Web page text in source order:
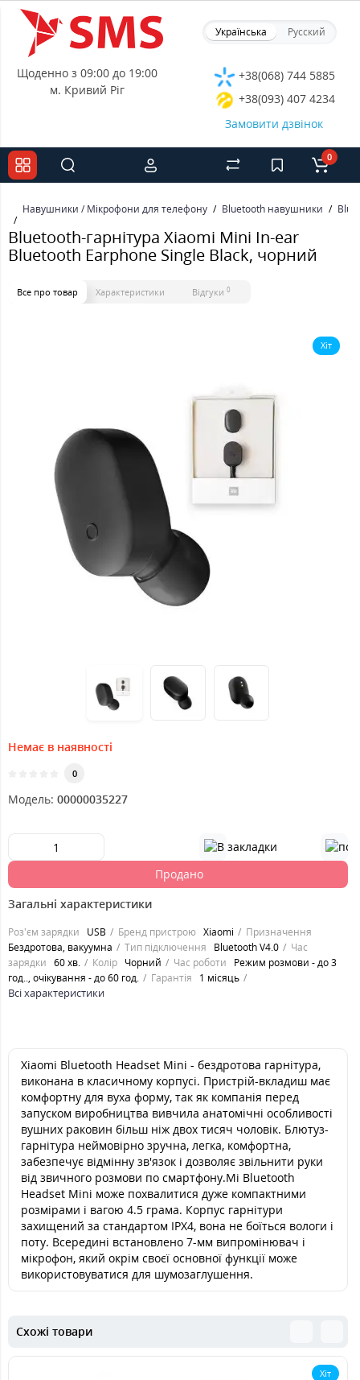
Українська Русский
Щоденно з 09:00 до 19:00
м. Кривий Ріг
+38(068) 744 5885
+38(093) 407 4234
Замовити дзвінок
0
Навушники / Мікрофони для телефону Bluetooth навушники
Bluetooth-гарнітура Xiaomi Mini In-ear
Bluetooth Earphone Single Black, чорний
Все про товар Характеристики Відгуки 0
Хіт
Немає в наявності
0
Модель: 00000035227
Продано
Загальні характеристики
Роз'єм зарядки USB Бренд пристрою Xiaomi
Призначення
Бездротова, вакуумна
Тип підключення Bluetooth V4.0
Час
зарядки 60 хв. Колір Чорний Час роботи
Режим розмови - до 3
год.., очікування - до 60 год.
Гарантія 1 місяць
Всі характеристики
Xiaomi Bluetooth Headset Mini - бездротова гарнітура,
виконана в класичному корпусі. Пристрій-вкладиш має
комфортну для вуха форму, так як компанія перед
запуском виробництва вивчила анатомічні особливості
вушних раковин більш ніж двох тисяч чоловік. Блютуз-
гарнітура неймовірно зручна, легка, комфортна,
забезпечує відмінну зв'язок і дозволяє звільнити руки
від звичного розмови по смартфону.Mi Bluetooth
Headset Mini може похвалитися дуже компактними
розмірами і вагою 4.5 грама. Корпус гарнітури
захищений за стандартом IPX4, вона не боїться вологи і
поту. Всередині встановлено 7-мм випромінювач і
мікрофон, який окрім своєї основної функції може
використовуватися для шумозаглушення.
Схожі товари
Хіт